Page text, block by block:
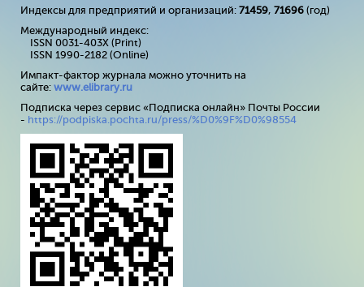
Индексы для предприятий и организаций: 71459, 71696 (год)
Международный индекс:
ISSN 0031-403X (Print)
ISSN 1990-2182 (Online)
Импакт-фактор журнала можно уточнить на
сайте: www.elibrary.ru
Подписка через сервис «Подписка онлайн» Почты России
- https://podpiska.pochta.ru/press/%D0%9F%D0%98554